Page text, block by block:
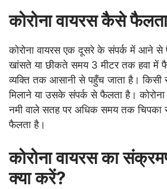
कोरोना वायरस कैसे
कोरोना वायरस एक दूसरे के संपर्क में आने से
खांसते या छीकते समय 3 मीटर तक हवा में
व्यक्ति तक आसानी से पहुँच जाता है। किसी
मिलाने या उसके संपर्क से फैलता है। कोरोना
नमी वाले सतह पर अधिक समय तक चिपका
फैलता है।
कोरोना वायरस का
क्या करें?